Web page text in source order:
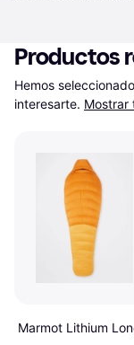
Productos
Hemos
interesarte. Mostrar
Marmot Lithium